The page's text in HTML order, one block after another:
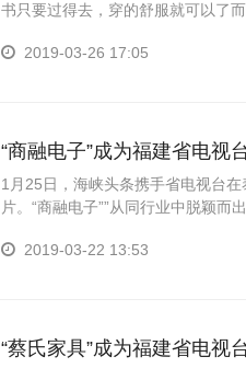
书只要过得去，穿的舒服就可以了
济...2019-03-26 17:05
“商融电子”成为福建省电视
1月25日，海峡头条携手省电视台
片。“商融电子””从同行业中脱颖
2019-03-22 13:53
“蔡氏家具”成为福建省电视